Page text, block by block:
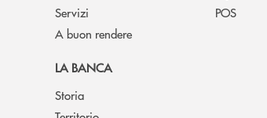
Servizi
A buon rendere
POS
LA BANCA
Storia